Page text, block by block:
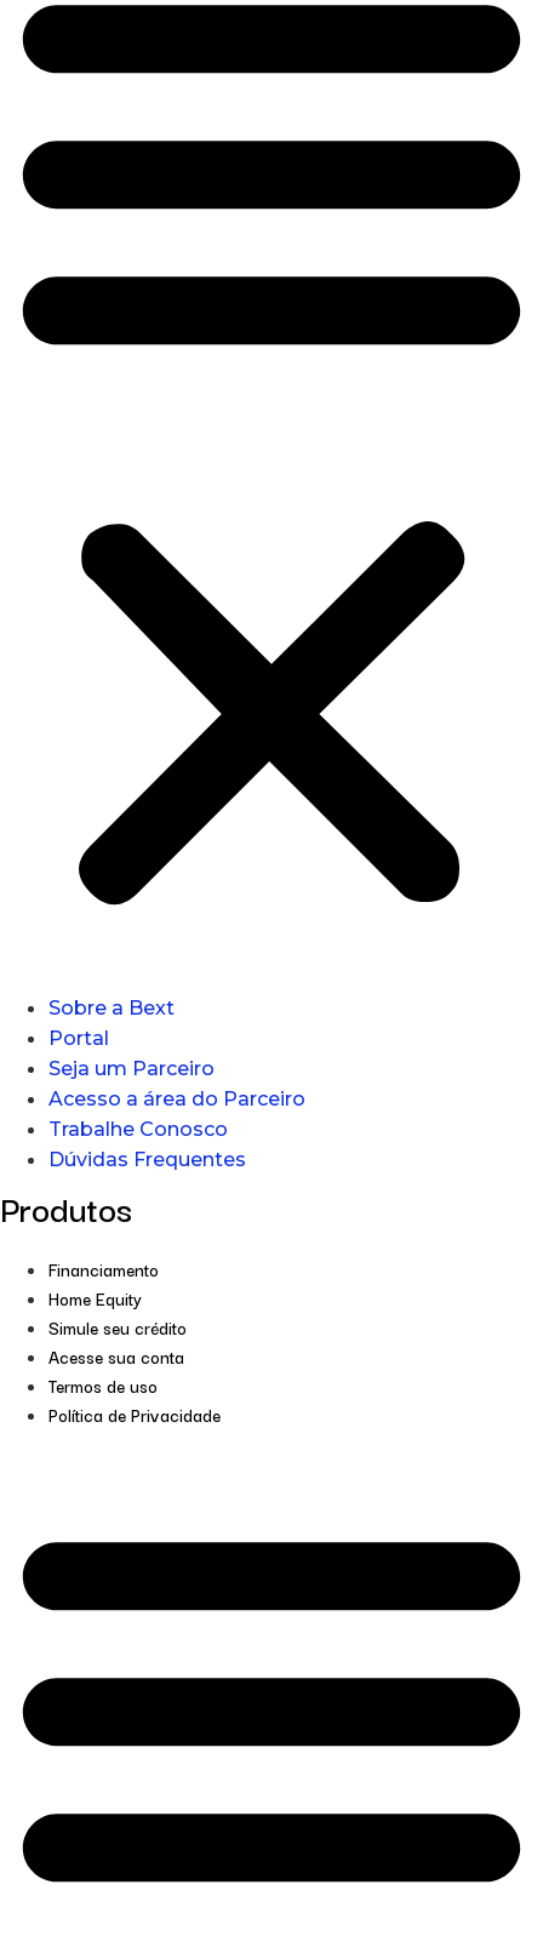
Sobre a Bext
Portal
Seja um Parceiro
Acesso a área do Parceiro
Trabalhe Conosco
Dúvidas Frequentes
Produtos
Financiamento
Home Equity
Simule seu crédito
Acesse sua conta
Termos de uso
Política de Privacidade